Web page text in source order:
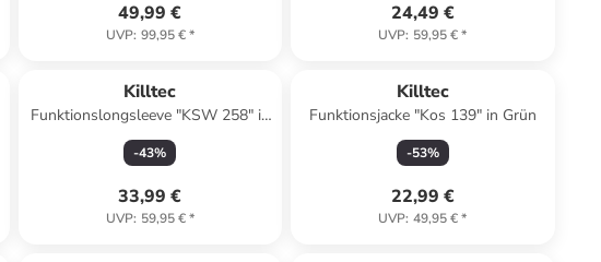
49,99 €
UVP: 99,95 €*
24,49 €
UVP: 59,95 €*
Killtec
Funktionslongsleeve "KSW 258" in
Grün/ Weiß/ Rosa
-43%
33,99 €
UVP: 59,95 €*
Killtec
Funktionsjacke "Kos 139" in Grün
-53%
22,99 €
UVP: 49,95 €*